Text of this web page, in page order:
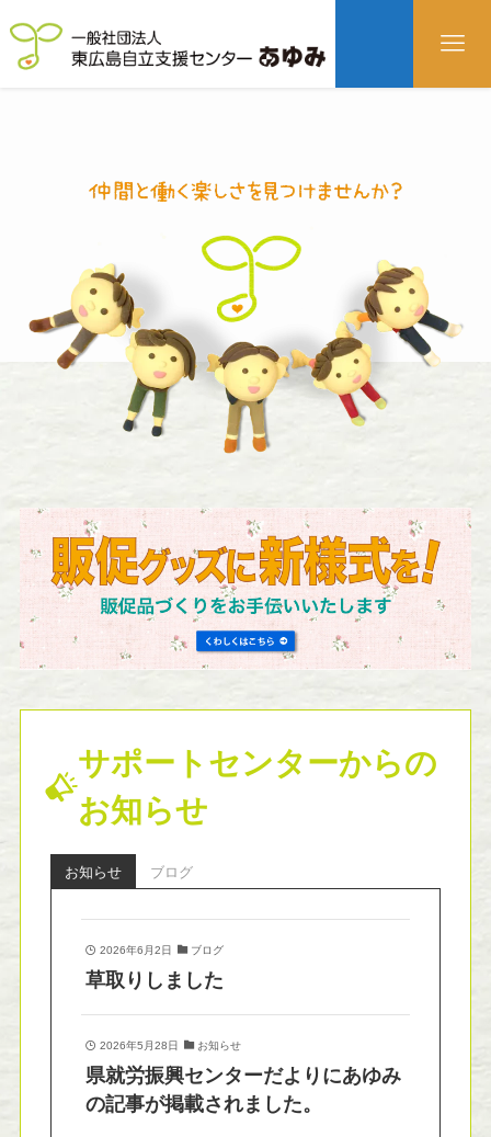
サポートセンターからの
お知らせ
お知らせ ブログ
2026年6月2日 ブログ
草取りしました
2026年5月28日 お知らせ
県就労振興センターだよりにあゆみ
の記事が掲載されました。